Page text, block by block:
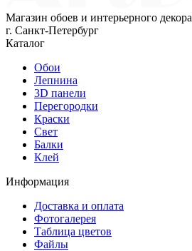
Магазин обоев и интерьерного декора
г. Санкт-Петербург
Каталог
Обои
Лепнина
3D панели
Перегородки
Краски
Свет
Балки
Клей
Информация
Доставка и оплата
Фотогалерея
Таблица цветов
Файлы